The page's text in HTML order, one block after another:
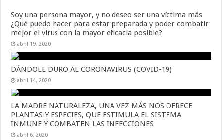
Soy una persona mayor, y no deseo ser una víctima más
¿Qué puedo hacer para estar preparada y poder combatir
mejor el virus con la mayor eficacia posible?
abril 19, 2020
DÁNDOLE DURO AL CORONAVIRUS (COVID-19)
abril 14, 2020
LA MADRE NATURALEZA, UNA VEZ MÁS NOS OFRECE
PLANTAS Y ESPECIES, QUE ESTIMULA EL SISTEMA
INMUNE Y COMBATEN LAS INFECCIONES
abril 6, 2020